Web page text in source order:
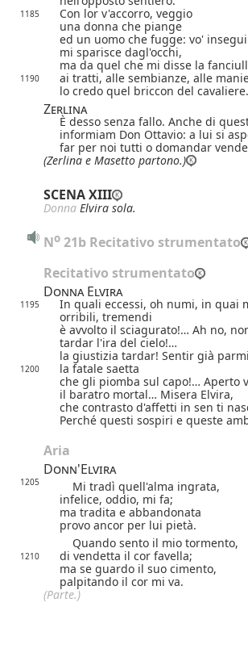
1185
Con lor v'accorro, veggio
una donna che piange
ed un uomo che fugge: vo'
mi sparisce dagl'occhi,
ma da quel che mi disse la
1190
ai tratti, alle sembianze, alle
lo credo quel briccon del cavaliere.
Zerlina
È desso senza fallo. Anche di
informiam Don Ottavio: a lui si
far per noi tutti o domandar
(Zerlina e Masetto partono.)
SCENA XIII
Donna Elvira sola.
No 21b Recitativo strumentato
Recitativo strumentato
Donna Elvira
1195
In quali eccessi, oh numi, in quai
orribili, tremendi
è avvolto il sciagurato!… Ah no,
tardar l'ira del cielo!…
la giustizia tardar! Sentir già parmi
1200
la fatale saetta
che gli piomba sul capo!… Aperto
il baratro mortal… Misera Elvira,
che contrasto d'affetti in sen ti
Perché questi sospiri e queste
Aria
Donn'Elvira
1205
Mi tradì quell'alma ingrata,
infelice, oddio, mi fa;
ma tradita e abbandonata
provo ancor per lui pietà.
Quando sento il mio tormento,
1210
di vendetta il cor favella;
ma se guardo il suo cimento,
palpitando il cor mi va.
(Parte.)